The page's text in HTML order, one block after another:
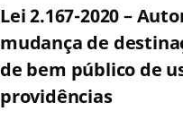
Lei 2.167-2020 –
mudança de
de bem público de
providências